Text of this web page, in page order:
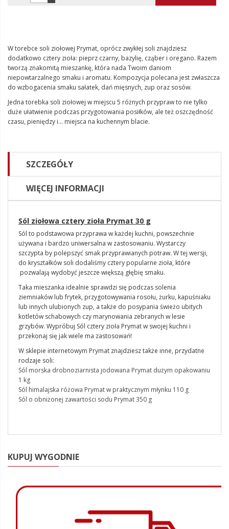
W torebce soli ziołowej Prymat, oprócz zwykłej soli znajdziesz
dodatkowo cztery zioła: pieprz czarny, bazylię, cząber i oregano. Razem
tworzą znakomitą mieszankę, która nada Twoim daniom
niepowtarzalnego smaku i aromatu. Kompozycja polecana jest zwłaszcza
do wzbogacenia smaku sałatek, dań mięsnych, zup oraz sosów.
Jedna torebka soli ziołowej w miejscu 5 różnych przypraw to nie tylko
duże ułatwienie podczas przygotowania posiłków, ale też oszczędność
czasu, pieniędzy i... miejsca na kuchennym blacie.
SZCZEGÓŁY
WIĘCEJ INFORMACJI
Sól ziołowa cztery zioła Prymat 30 g
Sól to podstawowa przyprawa w każdej kuchni, powszechnie
używana i bardzo uniwersalna w zastosowaniu. Wystarczy
szczypta by polepszyć smak przyprawianych potraw. W tej wersji,
do kryształków soli dodaliśmy cztery popularne zioła, które
pozwalają wydobyć jeszcze większą głębię smaku.
Taka mieszanka idealnie sprawdzi się podczas solenia
ziemniaków lub frytek, przygotowywania rosołu, żurku, kapuśniaku
lub innych ulubionych zup, a także do posypania świeżo ubitych
kotletów schabowych czy marynowania zebranych w lesie
grzybów. Wypróbuj Sól cztery zioła Prymat w swojej kuchni i
przekonaj się jak wiele ma zastosowań!
W sklepie internetowym Prymat znajdziesz także inne, przydatne
rodzaje soli:
Sól morska drobnoziarnista jodowana Prymat dużym opakowaniu
1 kg
Sól himalajska różowa Prymat w praktycznym młynku 110 g
Sól o obniżonej zawartości sodu Prymat 350 g
KUPUJ WYGODNIE